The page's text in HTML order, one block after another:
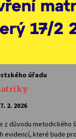
recitál Michala
Adamec – Malovaný
úřadu
2. 2026
z důvodu metodického
evidencí, které bude